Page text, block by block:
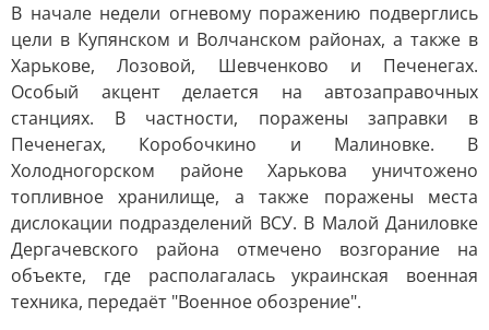
В начале недели огневому поражению подверглись
цели в Купянском и Волчанском районах, а также в
Харькове, Лозовой, Шевченково и Печенегах.
Особый акцент делается на автозаправочных
станциях. В частности, поражены заправки в
Печенегах, Коробочкино и Малиновке. В
Холодногорском районе Харькова уничтожено
топливное хранилище, а также поражены места
дислокации подразделений ВСУ. В Малой Даниловке
Дергачевского района отмечено возгорание на
объекте, где располагалась украинская военная
техника, передаёт "Военное обозрение".